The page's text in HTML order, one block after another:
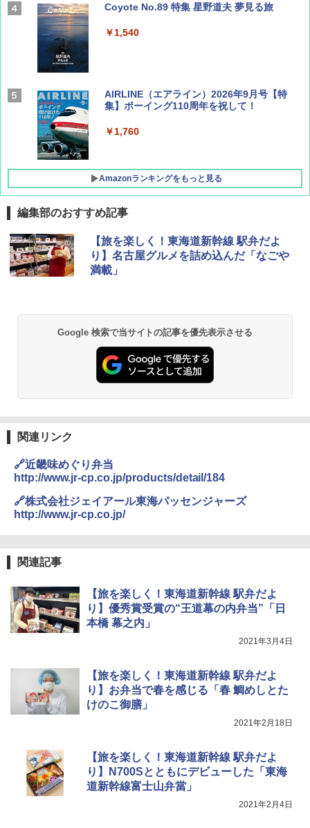
Coyote No.89 特集 星野道夫 夢見る旅
￥1,540
AIRLINE（エアライン）2026年9月号【特
集】ボーイング110周年を祝して！
￥1,760
Amazonランキングをもっと見る
D40 地球の歩き方 チェンマイ タイ北部の魅
力的な町 2026～2027 地球の歩き方D アジア
￥2,079
球の歩き方A ヨーロッパ
￥2,479
A26 地球の歩き方 チェコ ポーランド スロヴ
ァキア 2026～2027 地球の歩き方A ヨーロッ
パ
解く (講談社現代新書)
￥1,540
[キャンパーズコレクション 山善] ポップアッ
プテント 傘みたいに広げて畳める パッとサ
ッとサンシェード キューブ フルクローズ メ
ッシュ 簡単設置 ワンタッチテント キャンプ
PYKES PEAK (パイクスピーク) 着替えテン
ト プライバシー テント 【中が透けない】 1
人用 折りたたみ 防災グッズ 災害用トイレ ビ
ーチ ピクニック ポップアップテント 携帯 簡
ENDLESS BASE 《めざましテレビで紹介》
テント ワンタッチ RENEW 幅200 2-3人用 43
500002(88859)
￥5,999
ュ(BC仕様) PATC-150B(EB)
￥9,990
広げるだけ パッとサッとテント キューブワ
イド ブラックコーティング フルクローズ メ
ッシュ 4人用 簡単設置 ポップアップテント P
ATCW-150B エクルベージュ
DEWEL パラソル 大型 ビーチ アウトドアパ
ラソル ガーデン サイトシート付 折りたたみ
防水 UVカット 4段階高さ調整 軽量 収納袋付
き
BUNDOK(バンドック)ソロ ドーム 1 EX BDK
-08EX カーキ ソロキャンプ ポリエステル フ
レーム テント
￥14,800
￥2,980
ニューエラ New Era キャップ メッシュキャ
ケア FREE
￥4,400
【日本企業販売】超強力クマ対策スプレー 30
0ml（連続噴射30秒）110ml（連続噴射15
秒）射程5～10m 安全ロック搭載 携帯収納袋
付き ヒグマ・イノシシ対策 自治体・教育機
関の購入実績 登山・キャンプ・アウトドア・
防災用品 長期保存可能 緊急時用 日本国内発
￥3,680
編集部のおすすめ記事
【旅を楽しく！東海道新幹線 駅弁だよ
り】名古屋グルメを詰め込んだ「なごや
満載」
Google 検索で当サイトの記事を優先表示させる
関連リンク
🔗近畿味めぐり弁当
http://www.jr-cp.co.jp/products/detail/184
🔗株式会社ジェイアール東海パッセンジャーズ
http://www.jr-cp.co.jp/
関連記事
【旅を楽しく！東海道新幹線 駅弁だよ
り】優秀賞受賞の“王道幕の内弁当”「日
本橋 幕之内」
2021年3月4日
【旅を楽しく！東海道新幹線 駅弁だよ
り】お弁当で春を感じる「春 鯛めしとた
けのこ御膳」
2021年2月18日
【旅を楽しく！東海道新幹線 駅弁だよ
り】N700Sとともにデビューした「東海
道新幹線富士山弁當」
2021年2月4日